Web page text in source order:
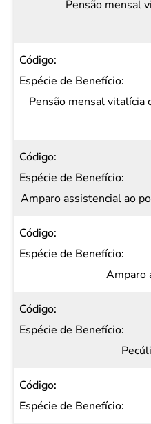
Pensão mensal
Pensão mensal vitalícia
Amparo assistencial ao
Amparo